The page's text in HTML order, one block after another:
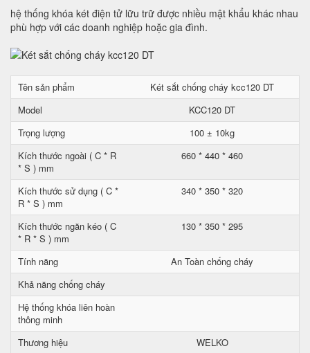
hệ thống khóa két điện tử lữu trữ được nhiều mật khẩu khác nhau
phù hợp với các doanh nghiệp hoặc gia đình.
Tên sản phẩm
Két sắt chống cháy kcc120 DT
Model
KCC120 DT
Trọng lượng
100 ± 10kg
Kích thước ngoài ( C * R
* S ) mm
660 * 440 * 460
Kích thước sử dụng ( C *
R * S ) mm
340 * 350 * 320
Kích thước ngăn kéo ( C
* R * S ) mm
130 * 350 * 295
Tính năng
An Toàn chống cháy
Khả năng chống cháy
Hệ thống khóa liên hoàn
thông minh
Thương hiệu
WELKO